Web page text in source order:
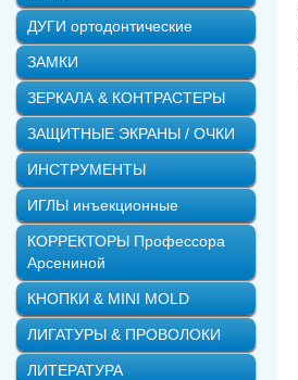
ДУГИ ортодонтические
ЗАМКИ
ЗЕРКАЛА & КОНТРАСТЕРЫ
ЗАЩИТНЫЕ ЭКРАНЫ / ОЧКИ
ИНСТРУМЕНТЫ
ИГЛЫ инъекционные
КОРРЕКТОРЫ Профессора
Арсениной
КНОПКИ & MINI MOLD
ЛИГАТУРЫ & ПРОВОЛОКИ
ЛИТЕРАТУРА